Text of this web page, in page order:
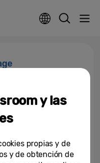
Signage con el
mantiene la posición
el mercado global de
y las
propias y de
y de obtención de